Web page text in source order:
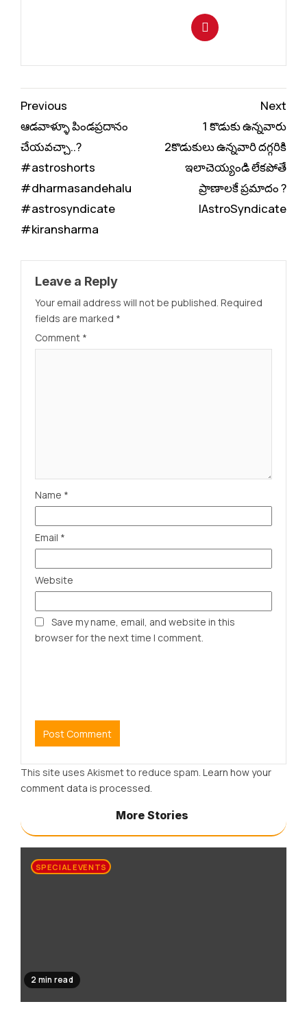
Continue
Reading
Previous
ఆడవాళ్ళూ పిండప్రదానం
చేయవచ్చా..?
#astroshorts
#dharmasandehalu
#astrosyndicate
#kiransharma
Next
1 కొడుకు ఉన్నవారు
2కొడుకులు ఉన్నవారి దగ్గరికి
ఇలాచెయ్యండి లేకపోతే
ప్రాణాలకే ప్రమాదం ?
|AstroSyndicate
Leave a Reply
Your email address will not be published. Required
fields are marked *
Comment *
Name *
Email *
Website
Save my name, email, and website in this
browser for the next time I comment.
This site uses Akismet to reduce spam. Learn how your
comment data is processed.
More Stories
SPECIAL EVENTS
2 min read